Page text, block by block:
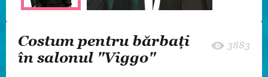
Costum pentru bărbați
în salonul "Viggo"
3883